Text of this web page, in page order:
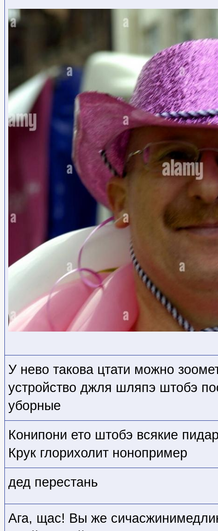
У нево такова цтати можно
устройство джля шляпэ штобэ
уборные
Конипони ето штобэ всякие
Крук глорихолит нонопример
дед перестань
Ага, щас! Вы же